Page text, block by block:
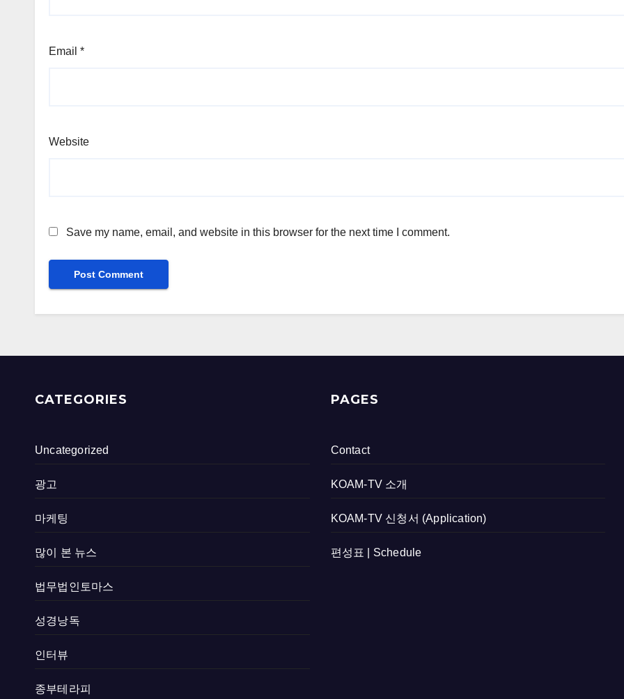
Email *
Website
Save my name, email, and website in this browser for the next time I comment.
CATEGORIES
Uncategorized
광고
마케팅
많이 본 뉴스
법무법인토마스
성경낭독
인터뷰
종부테라피
PAGES
Contact
KOAM-TV 소개
KOAM-TV 신청서 (Application)
편성표 | Schedule